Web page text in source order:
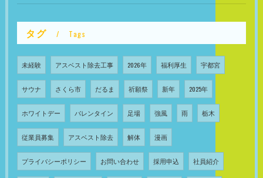
タグ Tags
未経験 アスベスト除去工事 2026年 福利厚生 宇都宮
サウナ さくら市 だるま 祈願祭 新年 2025年
ホワイトデー バレンタイン 足場 強風 雨 栃木
従業員募集 アスベスト除去 解体 漫画
プライバシーポリシー お問い合わせ 採用申込 社員紹介